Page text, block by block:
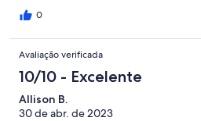
0
Avaliação verificada
10/10 - Excelente
Allison B.
30 de abr. de 2023